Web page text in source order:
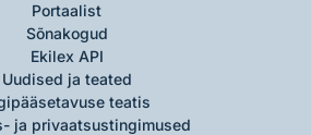
Portaalist
Sõnakogud
Ekilex API
Uudised ja teated
teatis
ja privaatsustingimused